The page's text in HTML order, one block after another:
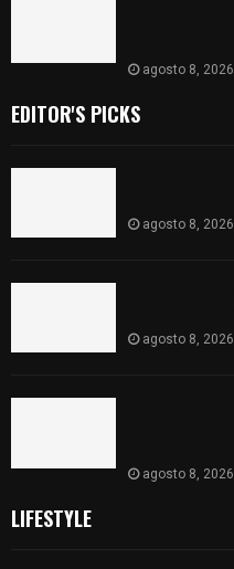
agosto 8, 2026
EDITOR'S PICKS
agosto 8, 2026
agosto 8, 2026
agosto 8, 2026
LIFESTYLE